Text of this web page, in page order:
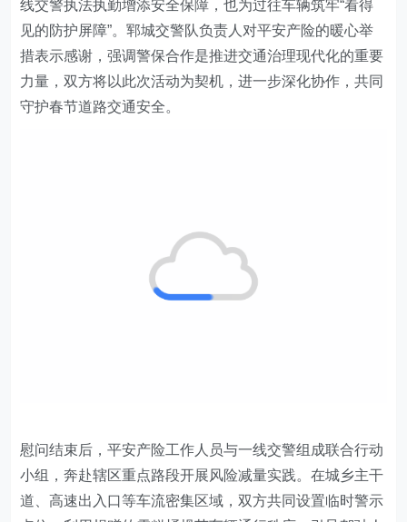
线交警执法执勤增添安全保障，也为过往车辆筑牢“看得
见的防护屏障”。郓城交警队负责人对平安产险的暖心举
措表示感谢，强调警保合作是推进交通治理现代化的重要
力量，双方将以此次活动为契机，进一步深化协作，共同
守护春节道路交通安全。
慰问结束后，平安产险工作人员与一线交警组成联合行动
小组，奔赴辖区重点路段开展风险减量实践。在城乡主干
道、高速出入口等车流密集区域，双方共同设置临时警示